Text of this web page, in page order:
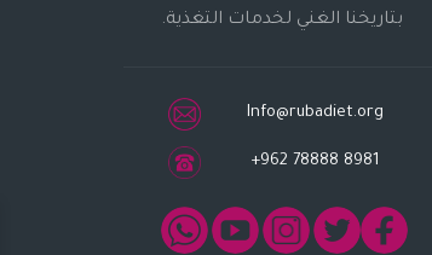
بتاريخنا الغني لخدمات التغذية.
Info@rubadiet.org
+962 78888 8981